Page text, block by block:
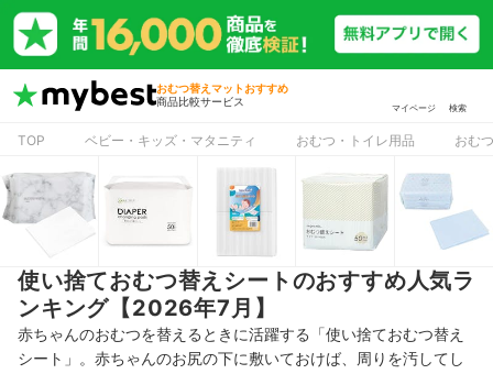
おむつ替えマットおすすめ
商品比較サービス
マイページ 検索
TOP ベビー・キッズ・マタニティ おむつ・トイレ用品 おむ
使い捨ておむつ替えシートのおすすめ人気ラ
ンキング【2026年7月】
赤ちゃんのおむつを替えるときに活躍する「使い捨ておむつ替え
シート」。赤ちゃんのお尻の下に敷いておけば、周りを汚してし